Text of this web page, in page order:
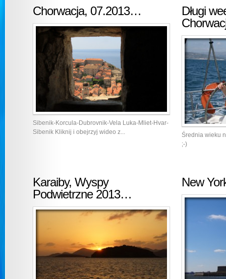
Chorwacja, 07.2013…
Sibenik-Korcula-Dubrovnik-Vela Luka-Mliet-Hvar-
Sibenik Kliknij i obejrzyj wideo z...
Długi
Średnia wieku
;-)
Karaiby, Wyspy
Podwietrzne 2013…
New